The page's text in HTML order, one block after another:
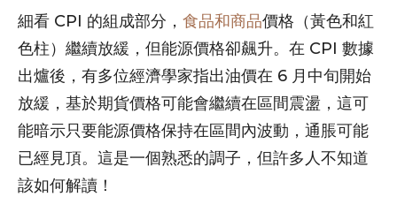
細看 CPI 的組成部分， 食品和商品價格（黃色和紅
色柱）繼續放緩，但能源價格卻飆升。在 CPI 數據
出爐後，有多位經濟學家指出油價在 6 月中旬開始
放緩，基於期貨價格可能會繼續在區間震盪，這可
能暗示只要能源價格保持在區間內波動，通脹可能
已經見頂。這是一個熟悉的調子，但許多人不知道
該如何解讀！